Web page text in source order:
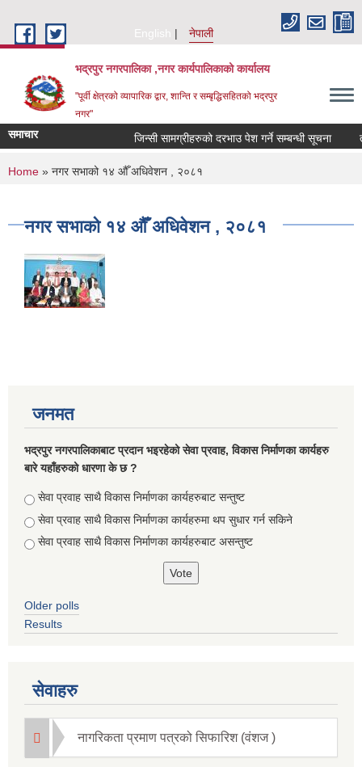
English
नेपाली
भद्रपुर नगरपालिका ,नगर कार्यपालिकाको कार्यालय
"पूर्वी क्षेत्रको व्यापारिक द्वार, शान्ति र सम्बृद्धिसहितको भद्रपुर
नगर"
समाचार जिन्सी सामग्रीहरुको दरभाउ पेश गर्ने सम्बन्धी सूचना
You are here
Home » नगर सभाको १४ औँ अधिवेशन , २०८१
नगर सभाको १४ औँ अधिवेशन , २०८१
जनमत
भद्रपुर नगरपालिकाबाट प्रदान भइरहेको सेवा प्रवाह, विकास निर्माणका कार्यहरु
बारे यहाँहरुको धारणा के छ ?
Choices
सेवा प्रवाह साथै विकास निर्माणका कार्यहरुबाट सन्तुष्ट
सेवा प्रवाह साथै विकास निर्माणका कार्यहरुमा थप सुधार गर्न सकिने
सेवा प्रवाह साथै विकास निर्माणका कार्यहरुबाट असन्तुष्ट
Older polls
Results
सेवाहरु
नागरिकता प्रमाण पत्रको सिफारिश (वंशज )